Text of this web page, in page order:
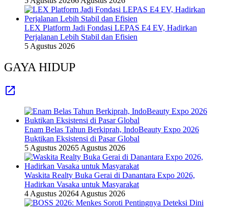
LEX Platform Jadi Fondasi LEPAS E4 EV, Hadirkan
Perjalanan Lebih Stabil dan Efisien
5 Agustus 2026
GAYA HIDUP
Enam Belas Tahun Berkiprah, IndoBeauty Expo 2026
Buktikan Eksistensi di Pasar Global
5 Agustus 20265 Agustus 2026
Waskita Realty Buka Gerai di Danantara Expo 2026,
Hadirkan Vasaka untuk Masyarakat
4 Agustus 20264 Agustus 2026